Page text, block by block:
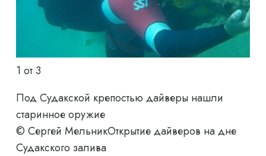
1 от 3
Под Судакской крепостью дайверы нашли
старинное оружие
© Сергей МельникОткрытие дайверов на дне
Судакского залива